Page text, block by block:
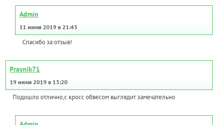
Admin
11 июня 2019 в 21:43
Спасибо за отзыв!
Praynik71
19 июня 2019 в 13:20
Подошло отлично,с кросс обвесом выглядит замечательно